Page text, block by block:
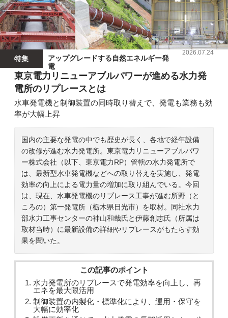
特集
アップグレードする自然エネルギー発
電
2026.07.24
東京電力リニューアブルパワーが進める水力発
電所のリプレースとは
水車発電機と制御装置の同時取り替えで、発電も業務も効
率が大幅上昇
国内の主要な発電の中でも歴史が長く、各地で経年設備
の改修が進む水力発電所。東京電力リニューアブルパワ
ー株式会社（以下、東京電力RP）管轄の水力発電所で
は、最新型水車発電機などへの取り替えを実施し、発電
効率の向上による電力量の増加に取り組んでいる。今回
は、現在、水車発電機のリプレース工事が進む所野（と
ころの）第一発電所（栃木県日光市）を取材。同社水力
部水力工事センターの神山和哉氏と伊藤創志氏（所属は
取材当時）に最新設備の詳細やリプレースがもたらす効
果を聞いた。
この記事のポイント
水力発電所のリプレースで発電効率を向上し、再
エネを最大限活用
制御装置の内製化・標準化により、運用・保守を
大幅に効率化